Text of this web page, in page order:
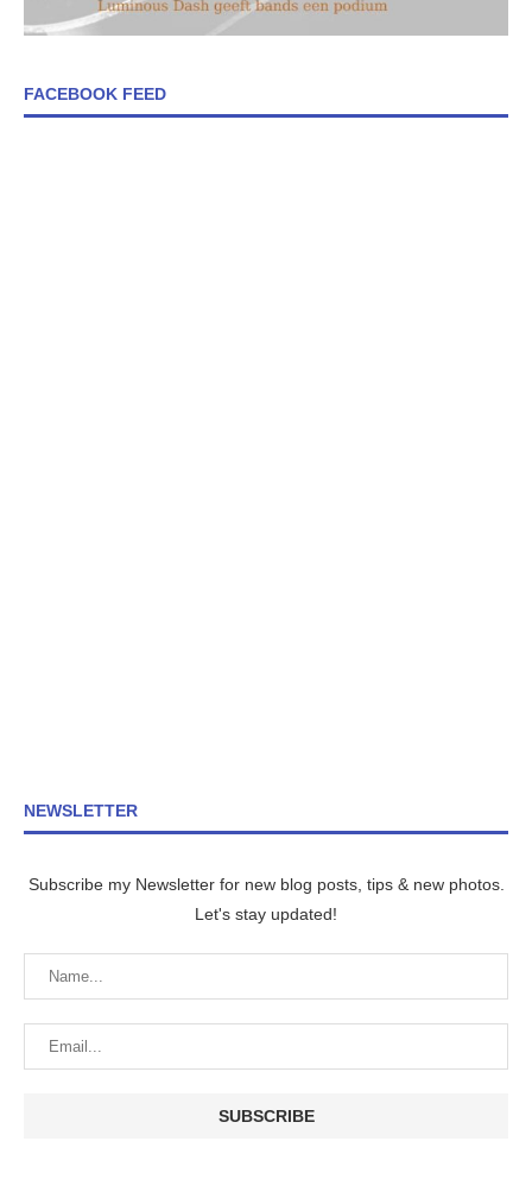
FACEBOOK FEED
NEWSLETTER
Subscribe my Newsletter for new blog posts, tips & new photos.
Let's stay updated!